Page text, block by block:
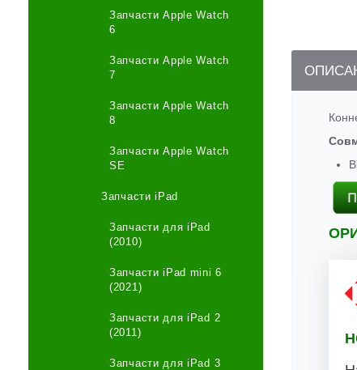
Запчасти Apple Watch
6
Запчасти Apple Watch
7
Запчасти Apple Watch
8
Запчасти Apple Watch
SE
Запчасти iPad
Запчасти для iPad
(2010)
Запчасти iPad mini 6
(2021)
Запчасти для iPad 2
(2011)
Запчасти для iPad 3